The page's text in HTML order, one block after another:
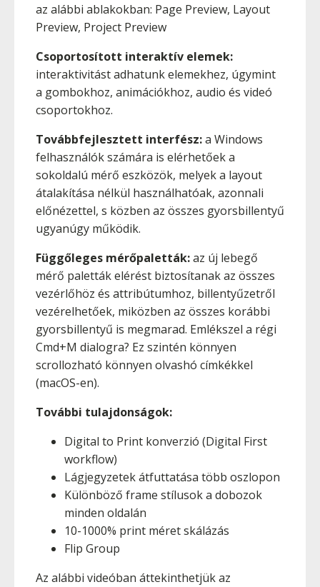
az alábbi ablakokban: Page Preview, Layout
Preview, Project Preview
Csoportosított interaktív elemek:
interaktivitást adhatunk elemekhez, úgymint
a gombokhoz, animációkhoz, audio és videó
csoportokhoz.
Továbbfejlesztett interfész:a Windows
felhasználók számára is elérhetőek a
sokoldalú mérő eszközök, melyek a layout
átalakítása nélkül használhatóak, azonnali
előnézettel, s közben az összes gyorsbillentyű
ugyanúgy működik.
Függőleges mérőpaletták:az új lebegő
mérő paletták elérést biztosítanak az összes
vezérlőhöz és attribútumhoz, billentyűzetről
vezérelhetőek, miközben az összes korábbi
gyorsbillentyű is megmarad. Emlékszel a régi
Cmd+M dialogra? Ez szintén könnyen
scrollozható könnyen olvashó címkékkel
(macOS-en).
További tulajdonságok:
Digital to Print konverzió (Digital First
workflow)
Lágjegyzetek átfuttatása több oszlopon
Különböző frame stílusok a dobozok
minden oldalán
10-1000% print méret skálázás
Flip Group
Az alábbi videóban áttekinthetjük az